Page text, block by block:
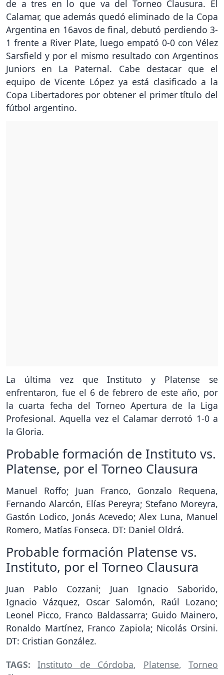
de a tres en lo que va del Torneo Clausura. El
Calamar, que además quedó eliminado de la Copa
Argentina en 16avos de final, debutó perdiendo 3-
1 frente a River Plate, luego empató 0-0 con Vélez
Sarsfield y por el mismo resultado con Argentinos
Juniors en La Paternal. Cabe destacar que el
equipo de Vicente López ya está clasificado a la
Copa Libertadores por obtener el primer título del
fútbol argentino.
La última vez que Instituto y Platense se
enfrentaron, fue el 6 de febrero de este año, por
la cuarta fecha del Torneo Apertura de la Liga
Profesional. Aquella vez el Calamar derrotó 1-0 a
la Gloria.
Probable formación de Instituto vs.
Platense, por el Torneo Clausura
Manuel Roffo; Juan Franco, Gonzalo Requena,
Fernando Alarcón, Elías Pereyra; Stefano Moreyra,
Gastón Lodico, Jonás Acevedo; Alex Luna, Manuel
Romero, Matías Fonseca. DT: Daniel Oldrá.
Probable formación Platense vs.
Instituto, por el Torneo Clausura
Juan Pablo Cozzani; Juan Ignacio Saborido,
Ignacio Vázquez, Oscar Salomón, Raúl Lozano;
Leonel Picco, Franco Baldassarra; Guido Mainero,
Ronaldo Martínez, Franco Zapiola; Nicolás Orsini.
DT: Cristian González.
TAGS:Instituto de Córdoba, Platense,Torneo